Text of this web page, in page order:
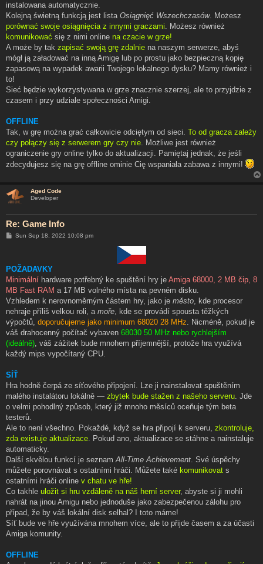
instalowana automatycznie.
Kolejną świetną funkcją jest lista Osiągnięć Wszechczasów. Możesz
porównać swoje osiągnięcia z innymi graczami. Możesz również
komunikować się z nimi online na czacie w grze!
A może by tak zapisać swoją grę zdalnie na naszym serwerze, abyś
mógł ją załadować na inną Amigę lub po prostu jako bezpieczną kopię
zapasową na wypadek awarii Twojego lokalnego dysku? Mamy również i
to!
Sieć będzie wykorzystywana w grze znacznie szerzej, ale to przyjdzie z
czasem i przy udziale społeczności Amigi.
OFFLINE
Tak, w grę można grać całkowicie odciętym od sieci. To od gracza zależy
czy połączy się z serwerem gry czy nie. Możliwe jest również
ograniczenie gry online tylko do aktualizacji. Pamiętaj jednak, że jeśli
zdecydujesz się na grę offline ominie Cię wspaniała zabawa z innymi!
Aged Code
Developer
Re: Game Info
PSun Sep 18, 2022 10:08 pm
POŽADAVKY
Minimální hardware potřebný ke spuštění hry je Amiga 68000, 2 MB čip, 8
MB Fast RAM a 17 MB volného místa na pevném disku.
Vzhledem k nerovnoměrným částem hry, jako je město , kde procesor
nehraje příliš velkou roli, a moře , kde se provádí spousta těžkých
výpočtů, doporučujeme jako minimum 68020 28 MHz . Nicméně, pokud je
váš drahocenný počítač vybaven 68030 50 MHz nebo rychlejším
(ideálně) , váš zážitek bude mnohem příjemnější, protože hra využívá
každý mips vypočítaný CPU.
SÍŤ
Hra hodně čerpá ze síťového připojení. Lze ji nainstalovat spuštěním
malého instalátoru lokálně — zbytek bude stažen z našeho serveru . Jde
o velmi pohodlný způsob, který již mnoho měsíců oceňuje tým beta
testerů.
Ale to není všechno. Pokaždé, když se hra připojí k serveru, zkontroluje,
zda existuje aktualizace . Pokud ano, aktualizace se stáhne a nainstaluje
automaticky.
Další skvělou funkcí je seznam All-Time Achievement . Své úspěchy
můžete porovnávat s ostatními hráči. Můžete také komunikovat s
ostatními hráči online v chatu ve hře!
Co takhle uložit si hru vzdáleně na náš herní server, abyste si ji mohli
nahrát na jinou Amigu nebo jednoduše jako zabezpečenou zálohu pro
případ, že by váš lokální disk selhal? I toto máme!
Síť bude ve hře využívána mnohem více, ale to přijde časem a za účasti
Amiga komunity.
OFFLINE